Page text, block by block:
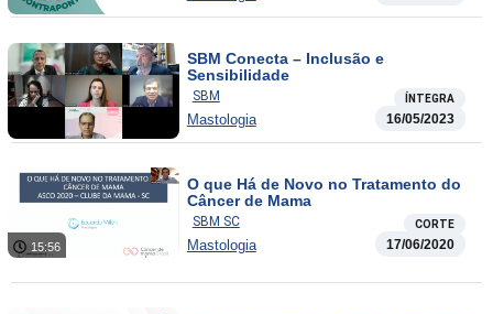
SBM Conecta – Inclusão e
Sensibilidade
SBM ÍNTEGRA
Mastologia 16/05/2023
15:56
O que Há de Novo no Tratamento do
Câncer de Mama
SBM SC CORTE
Mastologia 17/06/2020